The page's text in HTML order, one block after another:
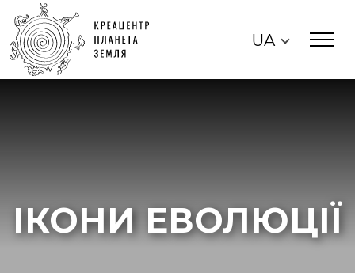
UA
ІКОНИ ЕВОЛЮЦІЇ